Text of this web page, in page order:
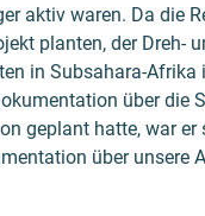
aktiv waren. Da die
planten, der Dreh-
in Subsahara-Afrika
über die
geplant hatte, war er
über unsere